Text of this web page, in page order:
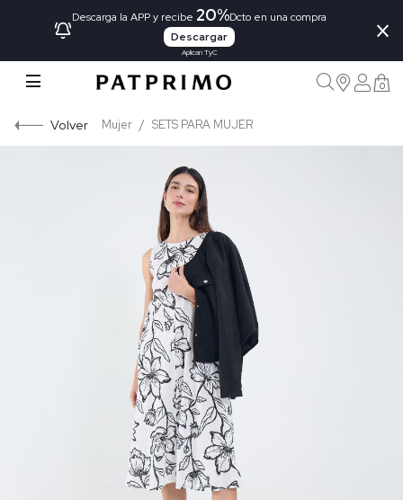
Descarga la APP y recibe 20%Dcto en una compra
Descargar
Aplican TyC
×
0
Volver Mujer SETS PARA MUJER